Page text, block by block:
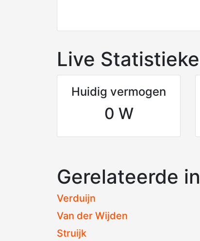
Live
Huidig vermogen
0 W
Gerelateerde
Verduijn
Van der Wijden
Struijk